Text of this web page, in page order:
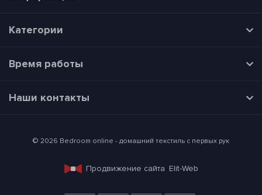
Категории
Время работы
Наши контакты
© 2026 Bedroom online - домашний текстиль с первых рук
Продвижение сайта Elit-Web